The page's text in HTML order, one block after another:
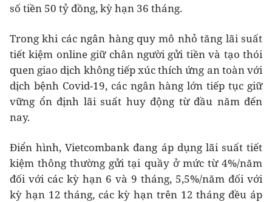
số tiền 50 tỷ đồng, kỳ hạn 36 tháng.
Trong khi các ngân hàng quy mô nhỏ tăng lãi suất
tiết kiệm online giữ chân người gửi tiền và tạo thói
quen giao dịch không tiếp xúc thích ứng an toàn với
dịch bệnh Covid-19, các ngân hàng lớn tiếp tục giữ
vững ổn định lãi suất huy động từ đầu năm đến
nay.
Điển hình, Vietcombank đang áp dụng lãi suất tiết
kiệm thông thường gửi tại quầy ở mức từ 4%/năm
đối với các kỳ hạn 6 và 9 tháng, 5,5%/năm đối với
kỳ hạn 12 tháng, các kỳ hạn trên 12 tháng đều áp